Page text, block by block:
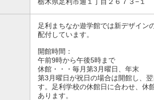
足利まちなか遊学館では新デザイン
配付しています。
開館時間：
午前9時から午後5時まで
休館・・・毎月第3月曜日、年末
第3月曜日が祝日の場合は開館し、
す。足利学校の休館日に合わせ、休
あります。